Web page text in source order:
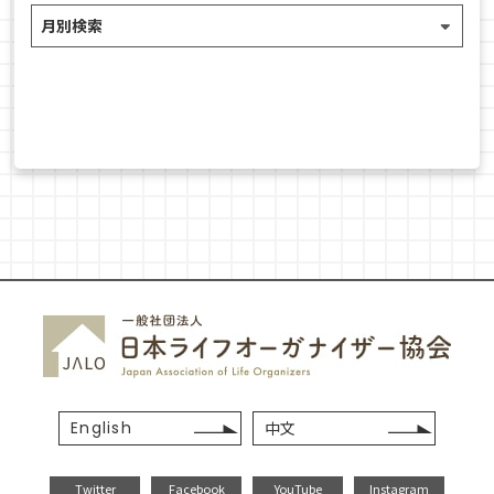
English 中文
Twitter Facebook YouTube Instagram